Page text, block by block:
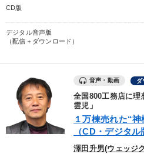
CD版
デジタル音声版
（配信＋ダウンロード）
音声・動画 ダ
全国800工務店に理
雲児」
１万棟売れた“
（CD・デジタル
澤田升男(ウェッジ